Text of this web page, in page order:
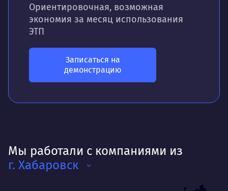
Ориентировочная, возможная
экономия за месяц использования
ЭТП
Записаться на
демонстрацию
Мы работали с компаниями из
г. Хабаровск